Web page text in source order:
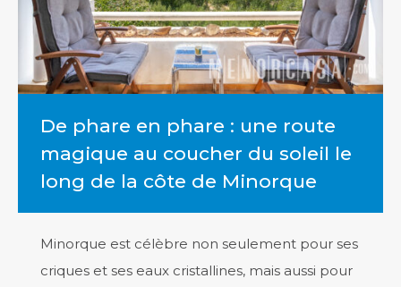
De phare en phare : une route
magique au coucher du soleil le
long de la côte de Minorque
Minorque est célèbre non seulement pour ses
criques et ses eaux cristallines, mais aussi pour